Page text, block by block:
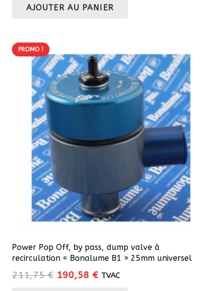
initial
actuel
AJOUTER AU PANIER
PROMO !
Power Pop Off, by pass, dump valve à
recirculation « Bonalume B1 » 25mm universel
211,75€ Le
190,58 €Le
TVAC